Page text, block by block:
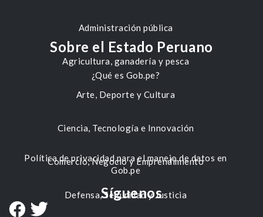
Administración pública
Agricultura, ganadería y pesca
Arte, Deporte y Cultura
Ciencia, Tecnología e Innovación
Comercio, Negocio y Emprendimiento
Defensa, Seguridad y Justicia
Sobre el Estado Peruano
¿Qué es Gob.pe?
Política de privacidad para el manejo de datos en
Gob.pe
Síguenos